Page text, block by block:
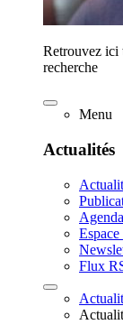
Retrouvez ici
recherche
Menu
Actualités
Agenda
Espace
Flux